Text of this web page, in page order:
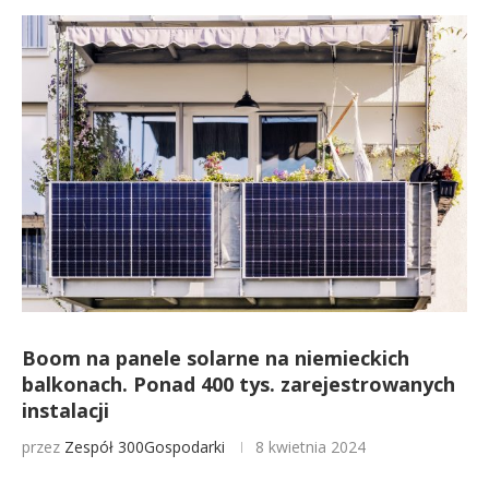
Boom na panele solarne na niemieckich
balkonach. Ponad 400 tys. zarejestrowanych
instalacji
przez Zespół 300Gospodarki 8 kwietnia 2024